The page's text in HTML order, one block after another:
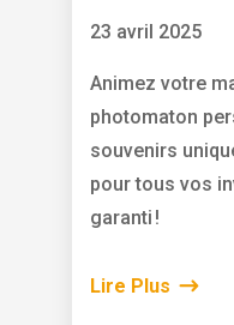
23 avril 2025
Animez votre
photomaton
souvenirs
pour tous vos
garanti !
Lire Plus